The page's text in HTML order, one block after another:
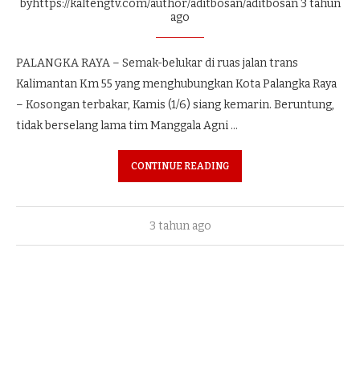
byhttps://kaltengtv.com/author/aditbosan/aditbosan3 tahun
ago
PALANGKA RAYA – Semak-belukar di ruas jalan trans
Kalimantan Km 55 yang menghubungkan Kota Palangka Raya
– Kosongan terbakar, Kamis (1/6) siang kemarin. Beruntung,
tidak berselang lama tim Manggala Agni …
CONTINUE READING
3 tahun ago